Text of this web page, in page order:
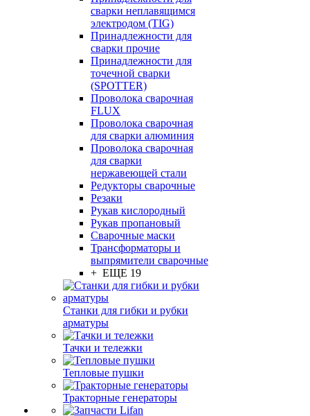
сварки неплавящимся
электродом (TIG)
Принадлежности для
сварки прочие
Принадлежности для
точечной сварки
(SPOTTER)
Проволока сварочная
FLUX
Проволока сварочная
для сварки алюминия
Проволока сварочная
для сварки
нержавеющей стали
Редукторы сварочные
Резаки
Рукав кислородный
Рукав пропановый
Сварочные маски
Трансформаторы и
выпрямители сварочные
+ ЕЩЕ 19
Станки для гибки и рубки
арматуры
Тачки и тележки
Тепловые пушки
Тракторные генераторы